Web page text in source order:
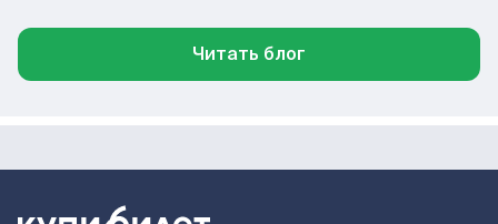
Читать блог